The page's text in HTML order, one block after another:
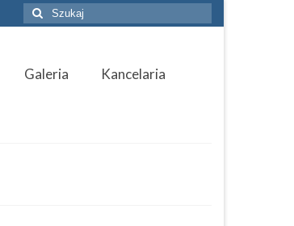
Szuklaj
w:
Galeria
Kancelaria